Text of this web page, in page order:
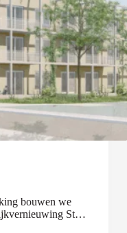
bouwen we
Stad